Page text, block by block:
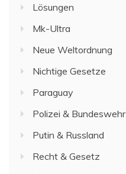
Lösungen
Mk-Ultra
Neue Weltordnung
Nichtige Gesetze
Paraguay
Polizei & Bundeswehr
Putin & Russland
Recht & Gesetz